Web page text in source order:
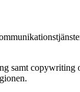
samt